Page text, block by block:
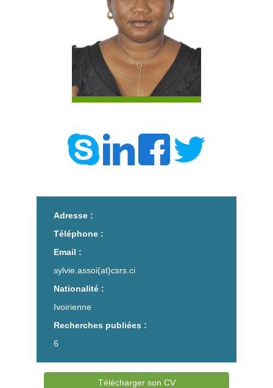
Adresse :
Téléphone :
Email :
sylvie.assoi(at)csrs.ci
Nationalité :
Ivoirienne
Recherches publiées :
6
Télécharger son CV